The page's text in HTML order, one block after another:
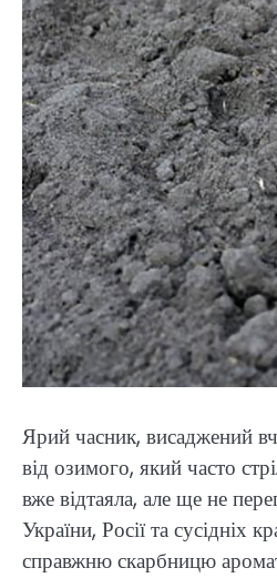
Ярий часник, висаджений
від озимого, який часто
вже відтаяла, але ще не
України, Росії та сусідніх
справжню скарбницю